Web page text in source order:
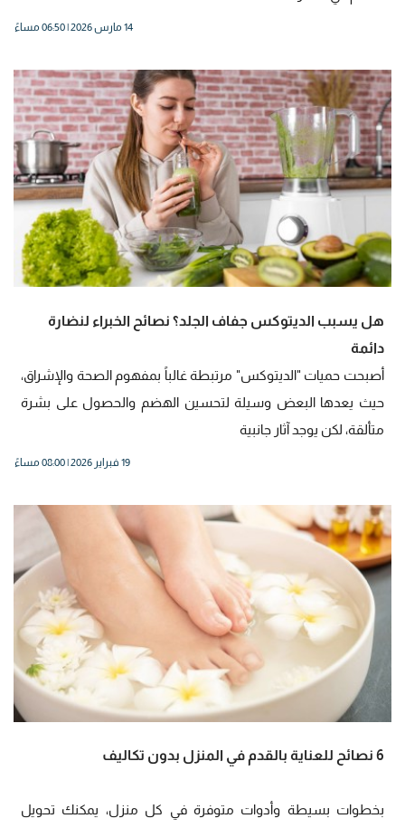
14 مارس 2026 | 06:50 مساءً
هل يسبب الديتوكس جفاف الجلد؟ نصائح الخبراء لنضارة
دائمة
أصبحت حميات "الديتوكس" مرتبطة غالباً بمفهوم الصحة والإشراق،
حيث يعدها البعض وسيلة لتحسين الهضم والحصول على بشرة
متألقة، لكن يوجد آثار جانبية
19 فبراير 2026 | 08:00 مساءً
6 نصائح للعناية بالقدم في المنزل بدون تكاليف
بخطوات بسيطة وأدوات متوفرة في كل منزل، يمكنك تحويل